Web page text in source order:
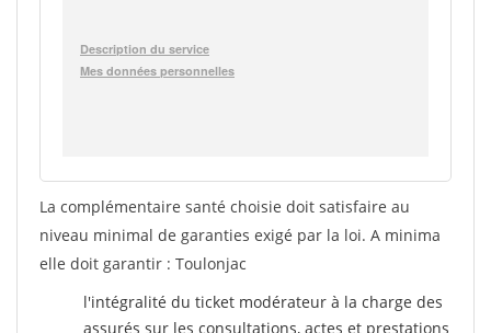
La complémentaire santé choisie doit satisfaire au
niveau minimal de garanties exigé par la loi. A minima
elle doit garantir : Toulonjac
l'intégralité du ticket modérateur à la charge des
assurés sur les consultations, actes et prestations